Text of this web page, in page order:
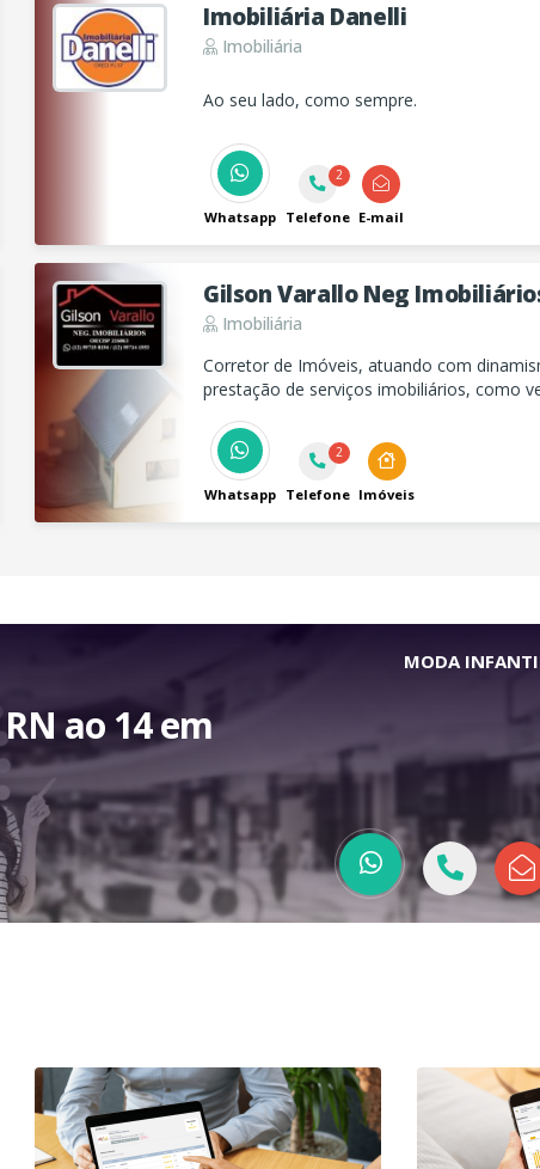
Imobiliária Danelli
Imobiliária
Ao seu lado, como sempre.
Whatsapp
2
Telefone E-mail
Gilson Varallo Neg
Imobiliária
Corretor de Imóveis, atuando com
prestação de serviços imobiliários, como
Whatsapp
2
Telefone Imóveis
MODA
ao 14 em